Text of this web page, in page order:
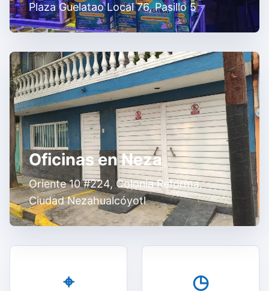
Plaza Guelatao Local 76, Pasillo 5
Oficinas en Neza
Oriente 10 #224, Colonia Reforma,
Ciudad Nezahualcóyotl
⌖ ◷